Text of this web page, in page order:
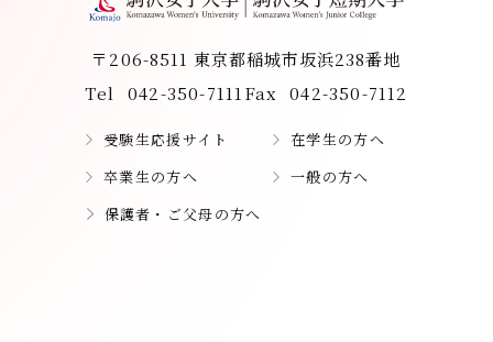
〒206-8511 東京都稲城市坂浜238番地
Tel
042-350-7111Fax 042-350-7112
受験生応援サイト
在学生の方へ
卒業生の方へ
一般の方へ
保護者・ご父母の方へ